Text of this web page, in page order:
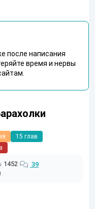
после написания
время и нервы
15 глав
1452
39